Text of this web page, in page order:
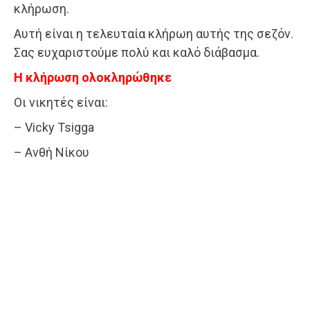
κλήρωση.
Αυτή είναι η τελευταία κλήρωη αυτής της σεζόν.
Σας ευχαριστούμε πολύ και καλό διάβασμα.
Η κλήρωση ολοκληρώθηκε
Οι νικητές είναι:
– Vicky Tsigga
– Ανθή Νίκου